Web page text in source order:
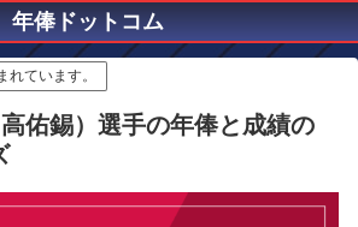
年俸ドットコム
ています。
佑錫）選手の年俸と成績の